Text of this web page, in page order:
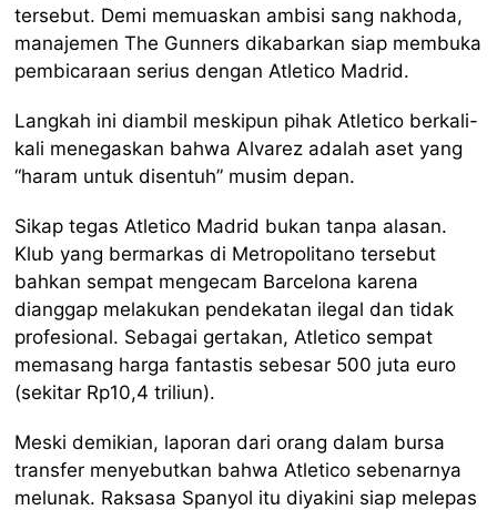
tersebut. Demi memuaskan ambisi sang nakhoda,
manajemen The Gunners dikabarkan siap membuka
pembicaraan serius dengan Atletico Madrid.
Langkah ini diambil meskipun pihak Atletico berkali-
kali menegaskan bahwa Alvarez adalah aset yang
“haram untuk disentuh” musim depan.
Sikap tegas Atletico Madrid bukan tanpa alasan.
Klub yang bermarkas di Metropolitano tersebut
bahkan sempat mengecam Barcelona karena
dianggap melakukan pendekatan ilegal dan tidak
profesional. Sebagai gertakan, Atletico sempat
memasang harga fantastis sebesar 500 juta euro
(sekitar Rp10,4 triliun).
Meski demikian, laporan dari orang dalam bursa
transfer menyebutkan bahwa Atletico sebenarnya
melunak. Raksasa Spanyol itu diyakini siap melepas